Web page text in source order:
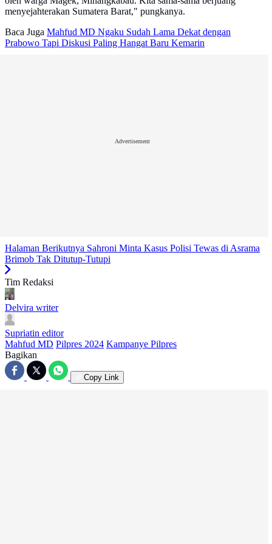
menyejahterakan Sumatera Barat," pungkanya.
Baca Juga Mahfud MD Ngaku Sudah Lama Dekat dengan
Prabowo Tapi Diskusi Paling Hangat Baru Kemarin
Advertisement
Halaman Berikutnya Sahroni Minta Kasus Polisi Tewas di Asrama
Brimob Tak Ditutup-Tutupi
Tim Redaksi
Delvira writer
Supriatin editor
Mahfud MD Pilpres 2024 Kampanye Pilpres
Bagikan
Copy Link